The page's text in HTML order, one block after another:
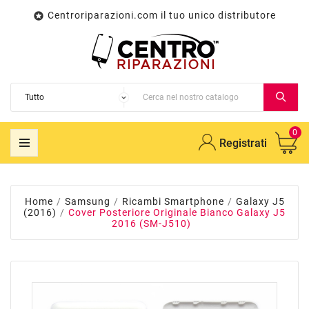
 Centroriparazioni.com il tuo unico distributore
Registrati
0
Home Samsung Ricambi Smartphone
Galaxy J5
(2016)
Cover Posteriore Originale Bianco Galaxy J5
2016 (SM-J510)